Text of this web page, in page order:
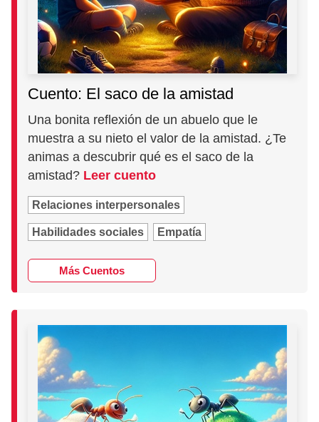
Cuento: El saco de la amistad
Una bonita reflexión de un abuelo que le
muestra a su nieto el valor de la amistad. ¿Te
animas a descubrir qué es el saco de la
amistad? Leer cuento
Relaciones interpersonales
Habilidades sociales Empatía
Más Cuentos